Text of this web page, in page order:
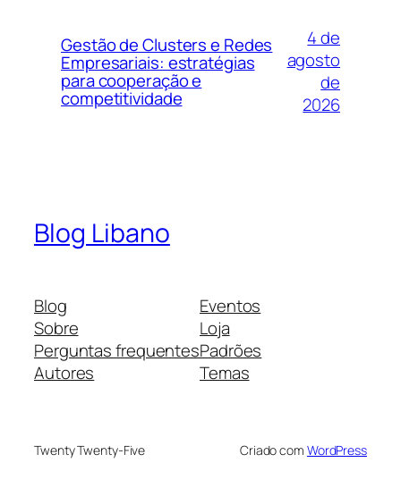
Gestão de Clusters e Redes
Empresariais: estratégias
para cooperação e
competitividade
4 de
agosto
de
2026
Blog Libano
Blog
Sobre
Perguntas frequentes
Autores
Eventos
Loja
Padrões
Temas
Twenty Twenty-Five Criado com WordPress